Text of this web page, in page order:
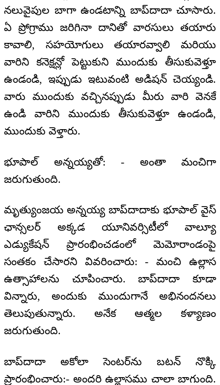
నలువైపుల బాగా ఉండటాన్ని బాప్‌దాదా చూసారు.
ఏ ప్రోగ్రాము జరిగినా దానితో వారసులు తయారు
కావాలి, సహయోగులు తయారవ్వాలి మరియు
వారిని కనెక్షన్లో పెట్టుకుని ముందుకు తీసుకువెళ్తూ
ఉండండి, ఇప్పుడు ఇటువంటి అడిషన్ చెయ్యండి.
వారు ముందుకు వచ్చినప్పుడు మీరు వారి వెనకే
ఉండి వారిని ముందుకు తీసుకువెళ్తూ ఉండండి,
ముందుకు వెళ్తారు.
భూపాల్ అన్నయ్యతో: - అంతా మంచిగా
జరుగుతుంది.
మృత్యుంజయ అన్నయ్య బాప్‌దాదాకు భూపాల్ వైస్
ఛాన్సలర్ అక్కడ యూనివర్సిటీలో వాల్యూ
ఎడ్యుకేషన్ ప్రారంభించడంలో మెమోరాండంపై
సంతకం చేసారని వివరించారు: - మంచి ఉల్లాస
ఉత్సాహాలను చూపించారు. బాప్‌దాదా కూడా
విన్నారు, అందుకు ముందుగానే అభినందనలు
తెలుపుతున్నారు. అనేక ఆత్మల కళ్యాణం
జరుగుతుంది.
బాప్‌దాదా అకోలా సెంటర్‌ను బటన్ నొక్కి
ప్రారంభించారు:- అందరి ఉల్లాసము చాలా బాగుంది.